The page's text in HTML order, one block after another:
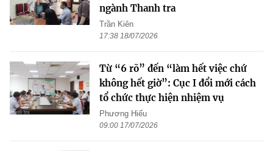
ngành Thanh tra
Trần Kiên
17:38 18/07/2026
Từ “6 rõ” đến “làm hết việc chứ
không hết giờ”: Cục I đổi mới cách
tổ chức thực hiện nhiệm vụ
Phương Hiếu
09:00 17/07/2026